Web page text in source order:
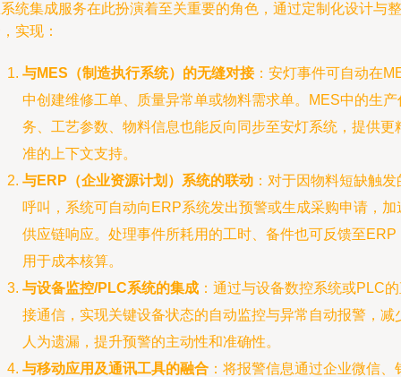
统集成服务在此扮演着至关重要的角色，通过定制化设计与整
实现：
与MES（制造执行系统）的无缝对接：安灯事件可自动在
中创建维修工单、质量异常单或物料需求单。MES中的生产
务、工艺参数、物料信息也能反向同步至安灯系统，提供更
准的上下文支持。
与ERP（企业资源计划）系统的联动 ：对于因物料短缺触发
呼叫，系统可自动向ERP系统发出预警或生成采购申请，加
供应链响应。处理事件所耗用的工时、备件也可反馈至ERP
用于成本核算。
与设备监控/PLC系统的集成 ：通过与设备数控系统或PLC
接通信，实现关键设备状态的自动监控与异常自动报警，减
人为遗漏，提升预警的主动性和准确性。
与移动应用及通讯工具的融合 ：将报警信息通过企业微信、